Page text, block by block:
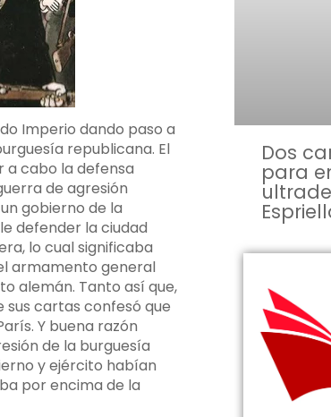
Imperio dando paso a
republicana. El
cabo la defensa
de agresión
gobierno de la
defender la ciudad
lo cual significaba
armamento general
alemán. Tanto así que,
sus cartas confesó que
Y buena razón
de la burguesía
y ejército habían
por encima de la
Dos
para